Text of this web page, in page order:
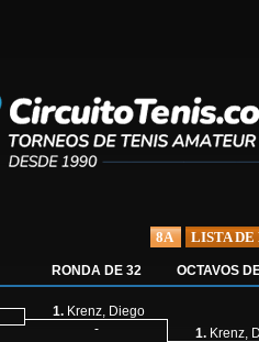
8A LISTA DE
RONDA DE 32
1.Krenz, Diego
-
OCTAVOS
1.Krenz,